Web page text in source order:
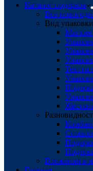
Каталог подарков
Все
Вид упаковки
Символ
Вложения в